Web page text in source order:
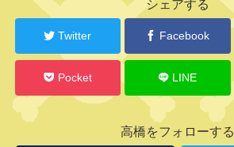
ー
シェアする
Twitter Facebook
Pocket LINE
高橋をフォローする